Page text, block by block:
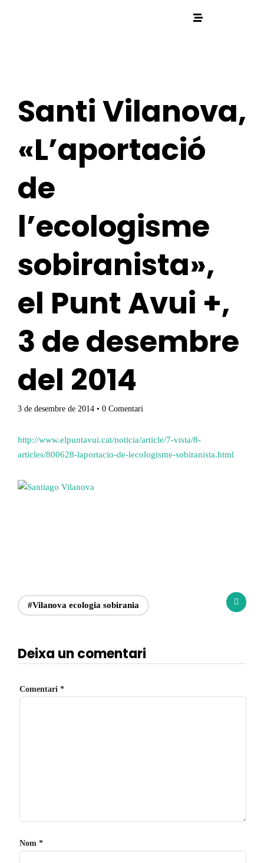
Santi Vilanova,
«L’aportació
de
l’ecologisme
sobiranista»,
el Punt Avui +,
3 de desembre
del 2014
3 de desembre de 2014 • 0 Comentari
http://www.elpuntavui.cat/noticia/article/7-vista/8-
articles/800628-laportacio-de-lecologisme-sobiranista.html
#Vilanova ecologia sobirania
Deixa un comentari
Comentari *
Nom *